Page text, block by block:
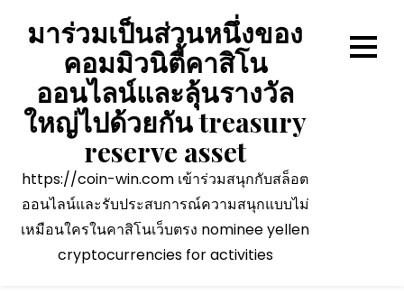
มาร่วมเป็นส่วนหนึ่งของ
คอมมิวนิตี้คาสิโน
ออนไลน์และลุ้นรางวัล
ใหญ่ไปด้วยกัน treasury
reserve asset
https://coin-win.com เข้าร่วมสนุกกับสล็อต
ออนไลน์และรับประสบการณ์ความสนุกแบบไม่
เหมือนใครในคาสิโนเว็บตรง nominee yellen
cryptocurrencies for activities